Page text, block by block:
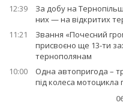
12:39
За добу на
них — на відкритих
11:21
Звання «Почесний
присвоєно ще 13-ти
тернополянам
10:00
Одна автопригода –
під колеса